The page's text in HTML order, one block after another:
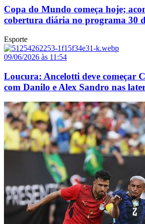
Copa do Mundo começa hoje;
cobertura diária no programa 30
Esporte
09/06/2026 às 11:54
Loucura: Ancelotti deve começar
com Danilo e Alex Sandro nas